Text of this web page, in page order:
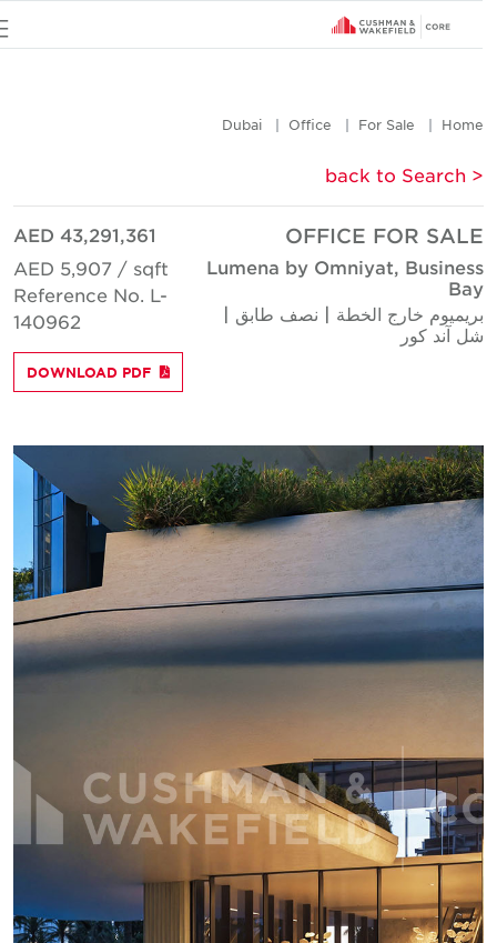
Home
For Sale
Office
Dubai
< back to Search
OFFICE FOR SALE
Lumena by Omniyat, Business
Bay
بريميوم خارج الخطة | نصف طابق |
شل آند كور
AED 43,291,361
AED 5,907 / sqft
Reference No. L-
140962
DOWNLOAD PDF